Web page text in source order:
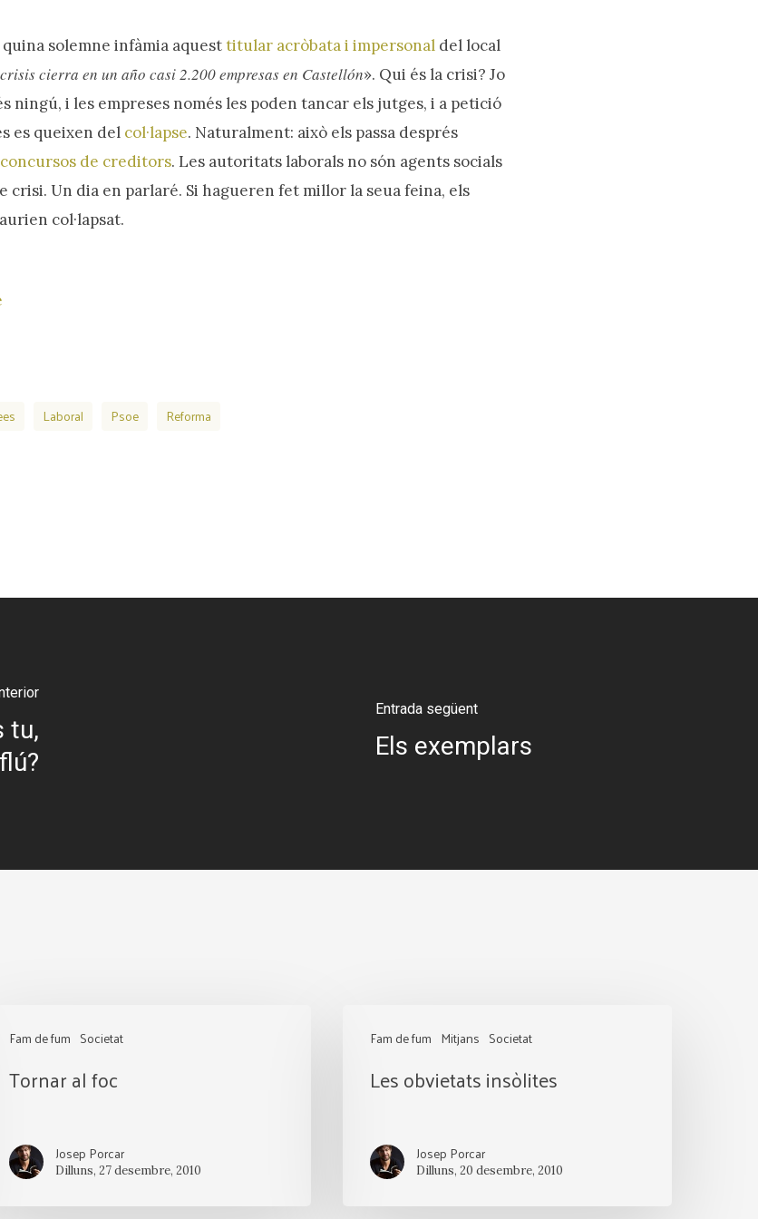
solemne infàmia aquesttitular acròbata i impersonal del local
cierra en un año casi 2.200 empresas en Castellón». Qui és la crisi? Jo
ningú, i les empreses només les poden tancar els jutges, i a petició
es queixen del col·lapse. Naturalment: això els passa després
concursos de creditors. Les autoritats laborals no són agents socials
crisi. Un dia en parlaré. Si hagueren fet millor la seua feina, els
col·lapsat.
Laboral Psoe Reforma
tu,
Entrada següent
Els exemplars
Fam de fum Societat
Tornar al foc
Josep Porcar
Dilluns, 27 desembre, 2010
Fam de fum Mitjans Societat
obvietats
insòlites
Les obvietats insòlites
Josep Porcar
Dilluns, 20 desembre, 2010